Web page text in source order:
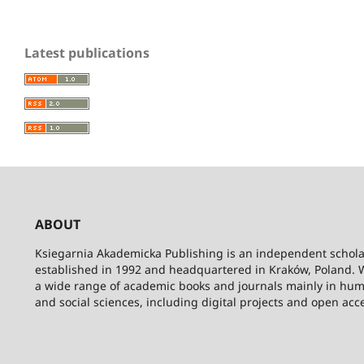
Latest publications
ABOUT
Ksiegarnia Akademicka Publishing is an independent
established in 1992 and headquartered in Kraków, Poland.
a wide range of academic books and journals mainly in
and social sciences, including digital projects and open